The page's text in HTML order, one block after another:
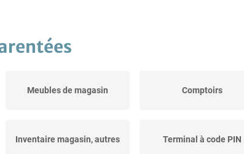
Meubles de magasin Comptoirs
Inventaire magasin, autres Terminal à code PIN